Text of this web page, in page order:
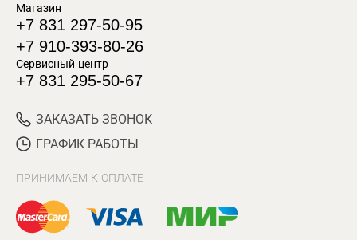
Магазин
+7 831 297-50-95
+7 910-393-80-26
Сервисный центр
+7 831 295-50-67
ЗАКАЗАТЬ ЗВОНОК
ГРАФИК РАБОТЫ
ПРИНИМАЕМ К ОПЛАТЕ